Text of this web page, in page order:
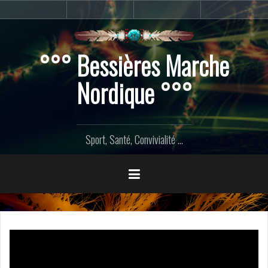
au
Marche
Nordique
Home
°°° Bessières Marche
Nordique °°°
Sport, Santé, Convivialité ...